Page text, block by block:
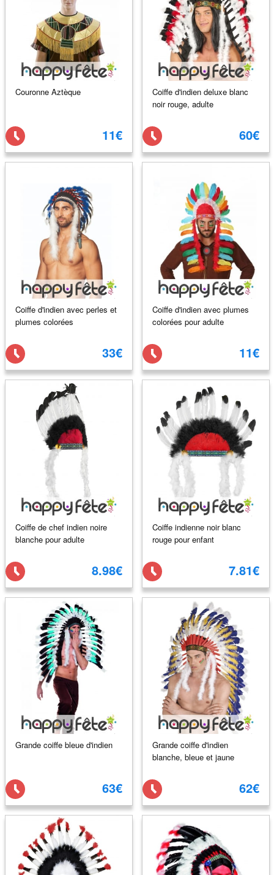
Couronne Aztèque
11€
Coiffe d'indien deluxe blanc
noir rouge, adulte
60€
Coiffe d'indien avec perles et
plumes colorées
33€
Coiffe d'indien avec plumes
colorées pour adulte
11€
Coiffe de chef indien noire
blanche pour adulte
8.98€
Coiffe indienne noir blanc
rouge pour enfant
7.81€
Grande coiffe bleue d'indien
63€
Grande coiffe d'indien
blanche, bleue et jaune
62€